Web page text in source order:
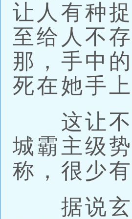
让人有种
至给人不
那，手中
死在她手
这让不
城霸主级
称，很少
据说玄